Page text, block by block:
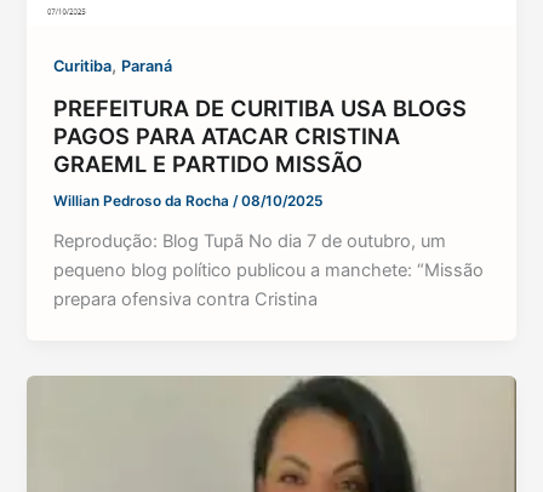
Curitiba, Paraná
PREFEITURA DE CURITIBA USA BLOGS
PAGOS PARA ATACAR CRISTINA
GRAEML E PARTIDO MISSÃO
Willian Pedroso da Rocha/08/10/2025
Reprodução: Blog Tupã No dia 7 de outubro, um
pequeno blog político publicou a manchete: “Missão
prepara ofensiva contra Cristina